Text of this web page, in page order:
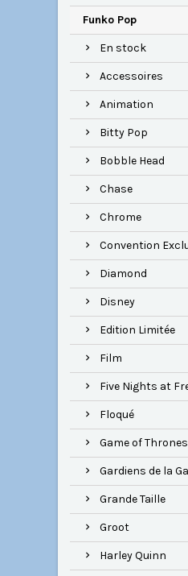
Funko Pop
En stock
Accessoires
Animation
Bitty Pop
Bobble Head
Chase
Chrome
Convention
Diamond
Disney
Edition Limitée
Film
Five Nights at
Floqué
Game of Thrones
Gardiens de la
Grande Taille
Groot
Harley Quinn